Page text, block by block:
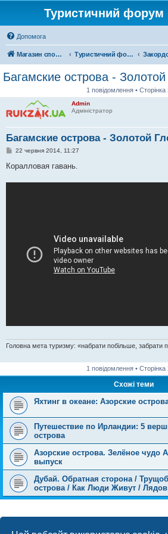
Туристичний форум
Допомога
Магазин спорядження Туристичний форум «Рюкзак»
Багамские острова -
1 повідомлення • Сторінка
Admin
Адміністратор
Багамские острова - Золотой
П
в
22 червня 2014, 11:27
Коралловая гавань.
Головна мета туризму: «набрати побільше, забрати
1 повідомлення • Сторінка
Схожі теми
Яхтинг в океане: Азорские
Путешествие по Ирландии: 5
острова
Азорские острова. Зелёное чудо
выпуск
Дубай. Обратная сторона /
острова / Как Люди Живут / Лядов